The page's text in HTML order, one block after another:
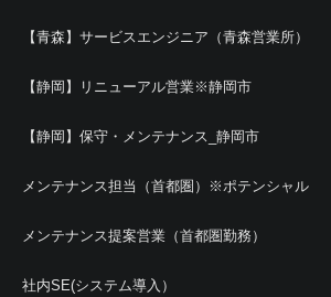
【青森】サービスエンジニア（青森営業所）
【静岡】リニューアル営業※静岡市
【静岡】保守・メンテナンス_静岡市
メンテナンス担当（首都圏）※ポテンシャル
メンテナンス提案営業（首都圏勤務）
社内SE(システム導入）